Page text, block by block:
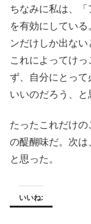
ちなみに私は、「
を有効にしてい
ンだけしか出な
これによってけ
ず、自分にとっ
いいのだろう、と
たったこれだけ
の醍醐味だ。次は
と思った。
いいね: